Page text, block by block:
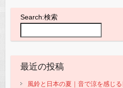
Search:検索
最近の投稿
風鈴と日本の夏｜音で涼を感じ